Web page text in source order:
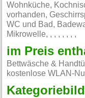
Wohnküche,
vorhanden,
WC und Bad,
Mikrowelle, , , , , , , ,
im Preis
Bettwäsche &
kostenlose WLAN-